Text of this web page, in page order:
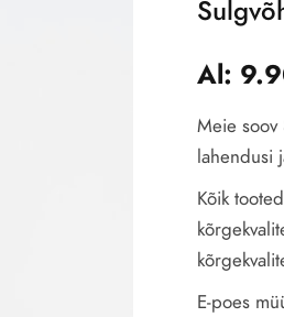
Al:
Meie soov
lahendusi
Kõik
E-poes